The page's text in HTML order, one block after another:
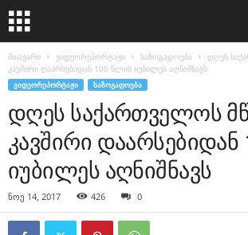
მთავარი ვიდეორეპორტაჟი საზოგადოება
დღეს
კავშირი დაარსებიდან 100 წლის იუბილეს აღნიშნავს
ᲕᲘᲓᲔᲝᲠᲔᲞᲝᲠᲢᲐᲟᲘ ᲡᲐᲖᲝᲒᲐᲓᲝᲔᲑᲐ
დღეს საქართველოს
კავშირი
იუბილეს აღნიშნავს
ნოე 14, 2017 426 0